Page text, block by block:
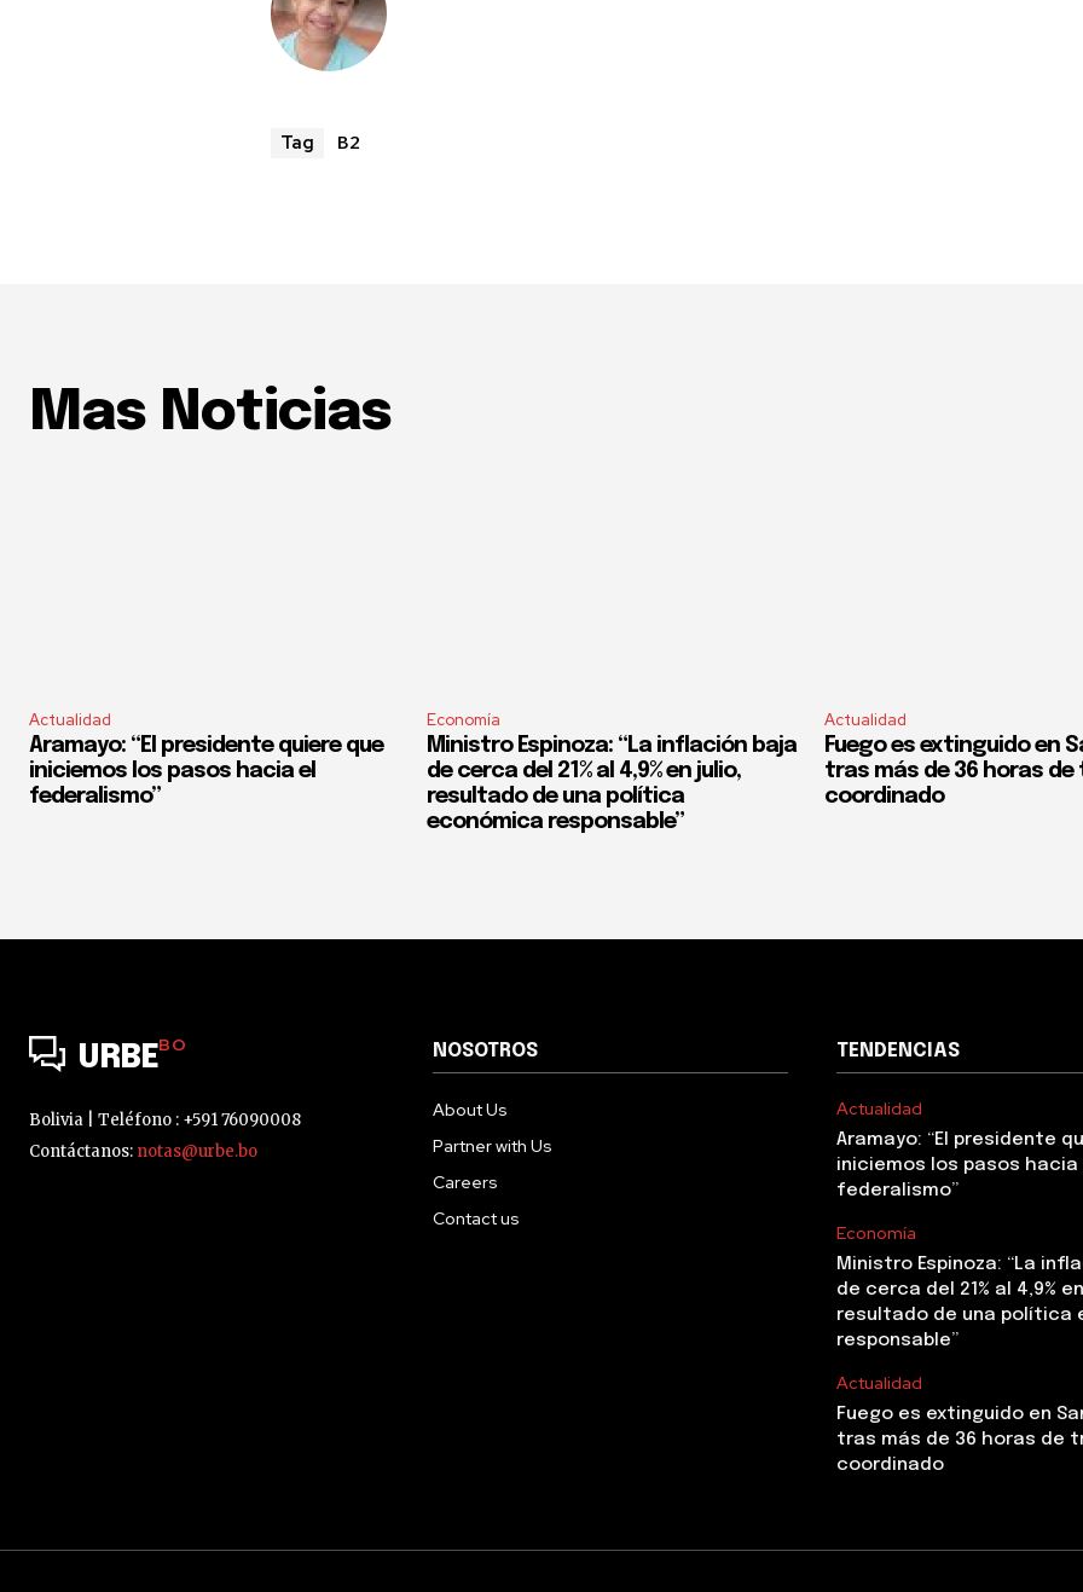
Tag B2
Mas Noticias
Actualidad
Aramayo: “El presidente quiere que
iniciemos los pasos hacia el
federalismo”
Economía
Ministro Espinoza: “La inflación baja
de cerca del 21% al 4,9% en julio,
resultado de una política
económica responsable”
Actualidad
Fuego es extinguido en
tras más de 36 horas de
coordinado
URBEBO
Bolivia | Teléfono : +591 76090008
Contáctanos: notas@urbe.bo
NOSOTROS
About Us
Partner with Us
Careers
Contact us
TENDENCIAS
Actualidad
Aramayo: “El presidente
iniciemos los pasos hacia
federalismo”
Economía
Ministro Espinoza: “La
de cerca del 21% al 4,9%
resultado de una política
responsable”
Actualidad
Fuego es extinguido en
tras más de 36 horas de
coordinado